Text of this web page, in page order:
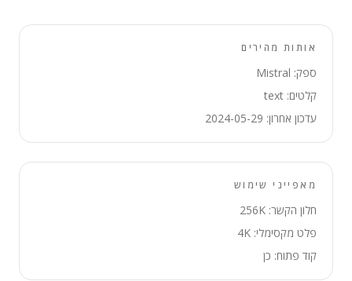
אותות מהירים
ספק: Mistral
קלטים: text
עדכון אחרון: 2024-05-29
מאפייני שימוש
חלון הקשר: 256K
פלט מקסימלי: 4K
קוד פתוח: כן